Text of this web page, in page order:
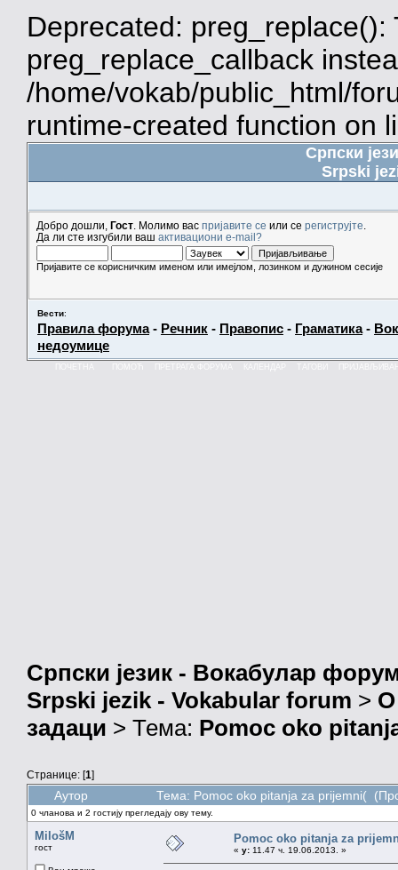
Deprecated:
preg_replace_callback
/home/vokab/public_html/
runtime-created function on
Српски
Srpski
Добро дошли, Гост . Молимо вас пријавите се или се региструјте
Да ли сте изгубили ваш активациони e-mail?
Пријавите се корисничким именом или имејлом, лозинком и дужином сесије
Вести:
Правила форума- Речник - Правопис - Граматика-
недоумице
КАЛЕНДАР
Српски језик - Вокабулар
Srpski jezik - Vokabular forum > О
задаци > Тема: Pomoc oko
Странице: [1]
Аутор Тема: Pomoc oko pitanja za prijemni(
0 чланова и 2 гостију прегледају ову тему.
MilošM
гост
Pomoc oko pitanja za
« у: 11.47 ч. 19.06.2013. »